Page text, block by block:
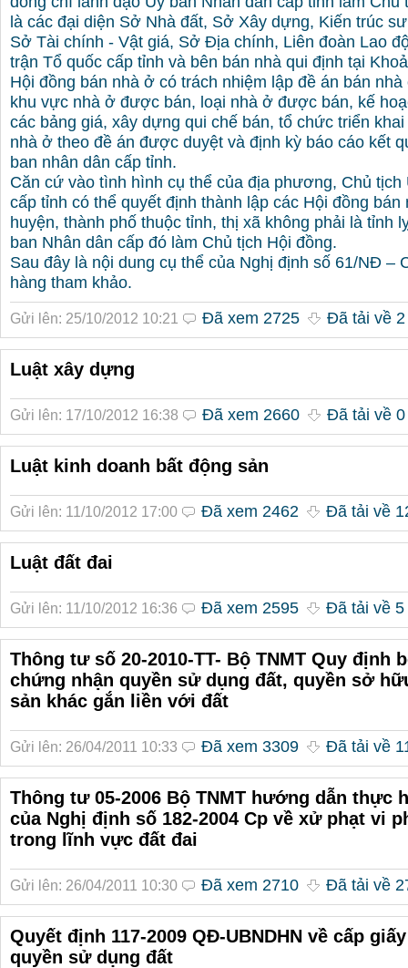
là các đại diện Sở Nhà đất, Sở Xây dựng, Kiến trúc
Sở Tài chính - Vật giá, Sở Địa chính, Liên đoàn Lao
trận Tổ quốc cấp tỉnh và bên bán nhà qui định tại
Hội đồng bán nhà ở có trách nhiệm lập đề án bán
khu vực nhà ở được bán, loại nhà ở được bán, kế
các bảng giá, xây dựng qui chế bán, tổ chức triển
nhà ở theo đề án được duyệt và định kỳ báo cáo kết
ban nhân dân cấp tỉnh.
Căn cứ vào tình hình cụ thể của địa phương, Chủ tịch
cấp tỉnh có thể quyết định thành lập các Hội đồng bán
huyện, thành phố thuộc tỉnh, thị xã không phải là tỉnh
ban Nhân dân cấp đó làm Chủ tịch Hội đồng.
Sau đây là nội dung cụ thể của Nghị định số 61/NĐ –
hàng tham khảo.
Gửi lên: 25/10/2012 10:21 Đã xem 2725 Đã tải về 2
Luật xây dựng
Gửi lên: 17/10/2012 16:38 Đã xem 2660 Đã tải về 0
Luật kinh doanh bất động sản
Gửi lên: 11/10/2012 17:00 Đã xem 2462 Đã tải về
Luật đất đai
Gửi lên: 11/10/2012 16:36 Đã xem 2595 Đã tải về 5
Thông tư số 20-2010-TT- Bộ TNMT Quy định
chứng nhận quyền sử dụng đất, quyền sở
sản khác gắn liền với đất
Gửi lên: 26/04/2011 10:33 Đã xem 3309 Đã tải về
Thông tư 05-2006 Bộ TNMT hướng dẫn thực
của Nghị định số 182-2004 Cp về xử phạt vi
trong lĩnh vực đất đai
Gửi lên: 26/04/2011 10:30 Đã xem 2710 Đã tải về
Quyết định 117-2009 QĐ-UBNDHN về cấp
quyền sử dụng đất